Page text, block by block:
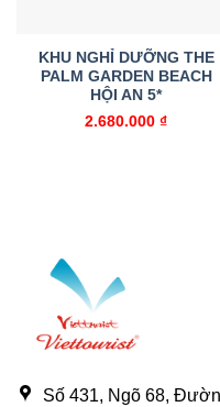
KHU NGHỈ DƯỠNG THE
PALM GARDEN BEACH
HỘI AN 5*
2.680.000 ₫
Số 431, Ngõ 68,